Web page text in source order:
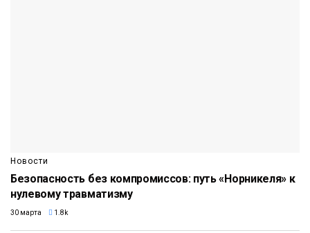
Новости
Безопасность без компромиссов: путь «Норникеля» к
нулевому травматизму
30 марта 1.8k